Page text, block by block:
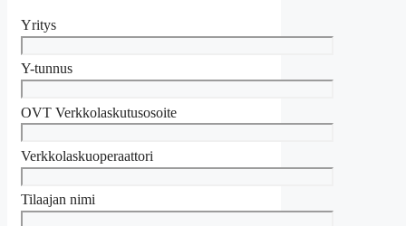
Yritys
Y-tunnus
OVT Verkkolaskutusosoite
Verkkolaskuoperaattori
Tilaajan nimi